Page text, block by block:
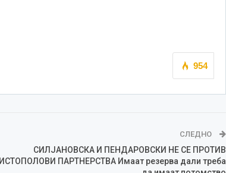
954
СЛЕДНО
СИЛЈАНОВСКА И ПЕНДАРОВСКИ НЕ СЕ ПРОТИВ
ИСТОПОЛОВИ ПАРТНЕРСТВА Имаат резерва дали треба